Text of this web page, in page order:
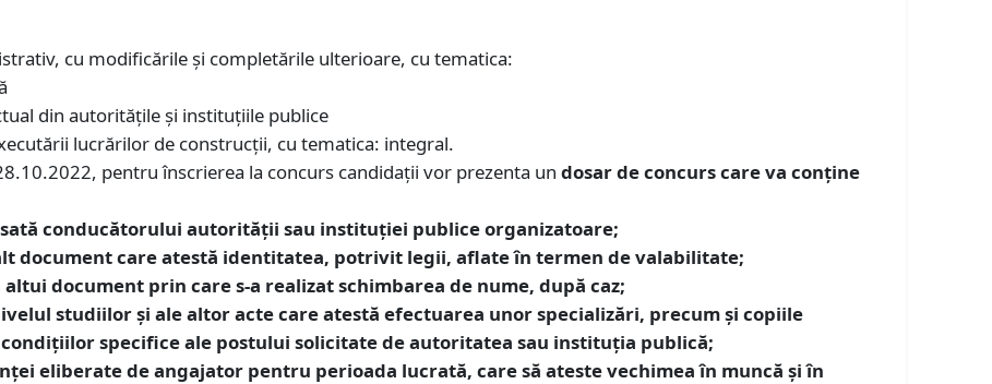
cu modificările și completările ulterioare, cu tematica:
din autoritățile și instituțiile publice
lucrărilor de construcții, cu tematica: integral.
pentru înscrierea la concurs candidaţii vor prezenta undosar de concurs care va conţine
conducătorului autorităţii sau instituţiei publice organizatoare;
document care atestă identitatea, potrivit legii, aflate în termen de valabilitate;
document prin care s-a realizat schimbarea de nume, după caz;
studiilor şi ale altor acte care atestă efectuarea unor specializări, precum şi copiile
specifice ale postului solicitate de autoritatea sau instituţia publică;
eliberate de angajator pentru perioada lucrată, care să ateste vechimea în muncă și în